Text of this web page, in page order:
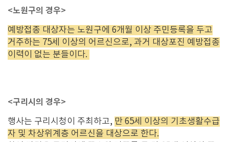
<노원구의 경우>
예방접종 대상자는 노원구에 6개월 이상 주민등록을 두고
거주하는 75세 이상의 어르신으로, 과거 대상포진 예방접종
이력이 없는 분들이다.
<구리시의 경우>
행사는 구리시청이 주최하고, 만 65세 이상의 기초생활수급
자 및 차상위계층 어르신을 대상으로 한다.